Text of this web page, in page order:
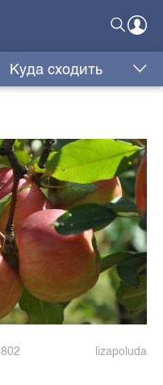
Куда сходить
802 lizapoluda